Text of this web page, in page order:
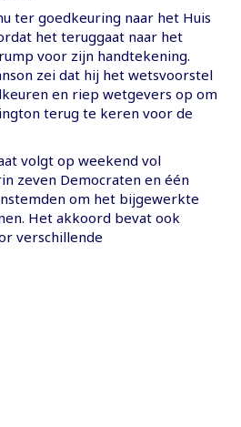
ter goedkeuring naar het Huis
het teruggaat naar het
voor zijn handtekening.
zei dat hij het wetsvoorstel
en riep wetgevers op om
terug te keren voor de
volgt op weekend vol
zeven Democraten en één
om het bijgewerkte
Het akkoord bevat ook
verschillende